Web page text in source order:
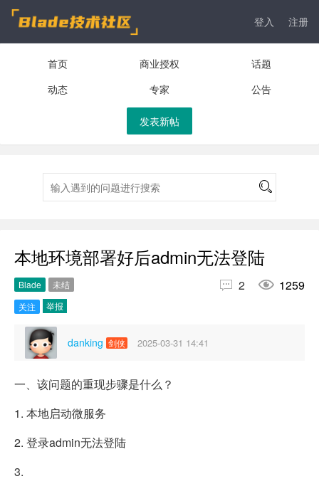
登入 注册
首页 商业授权
话题
动态
专家 公告
发表新帖
本地环境部署好后admin无法登陆
Blade
未结
关注
举报
 2  1259
danking 剑侠 2025-03-31 14:41
一、该问题的重现步骤是什么？
1. 本地启动微服务
2. 登录admin无法登陆
3.